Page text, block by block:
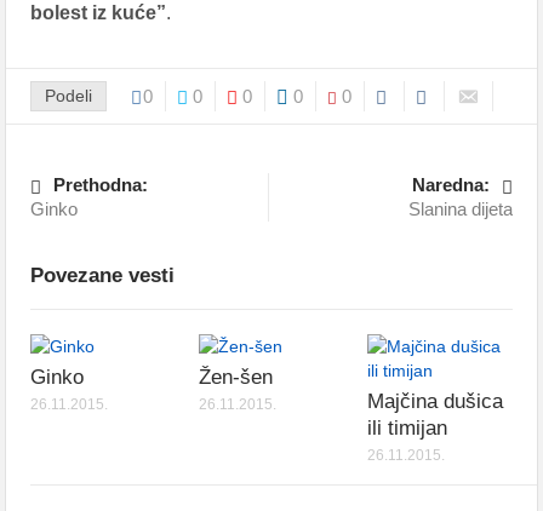
bolest iz kuće”.
Podeli 0 0 0 0 0
Prethodna:
Ginko
Naredna:
Slanina dijeta
Povezane vesti
Ginko
26.11.2015.
Žen-šen
26.11.2015.
Majčina dušica
ili timijan
26.11.2015.